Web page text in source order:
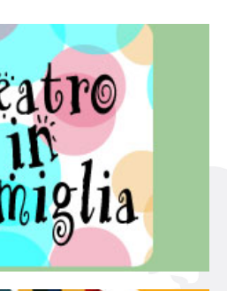
in famiglia
rassegna di teatro concepita
e godere del teatro all’intera
famiglia.
Continua